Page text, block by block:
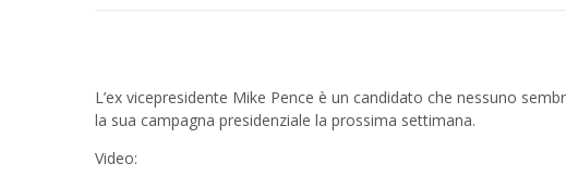
L’ex vicepresidente Mike Pence è un candidato che nessuno
la sua campagna presidenziale la prossima settimana.
Video: